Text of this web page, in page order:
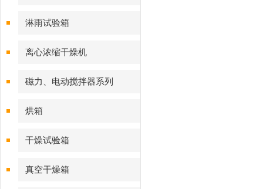
淋雨试验箱
离心浓缩干燥机
磁力、电动搅拌器系列
烘箱
干燥试验箱
真空干燥箱